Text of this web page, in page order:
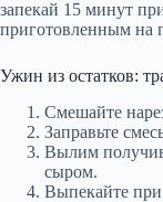
запекай 15 минут
приготовленным на
Ужин из остатков:
Смешайте
Заправьте
Вылим
сыром.
Выпекайте при